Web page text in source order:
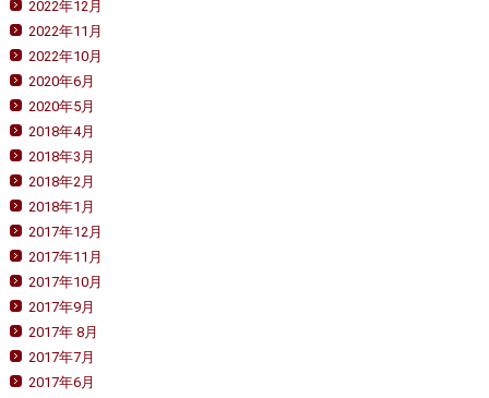
2022年12月
2022年11月
2022年10月
2020年6月
2020年5月
2018年4月
2018年3月
2018年2月
2018年1月
2017年12月
2017年11月
2017年10月
2017年9月
2017年 8月
2017年7月
2017年6月